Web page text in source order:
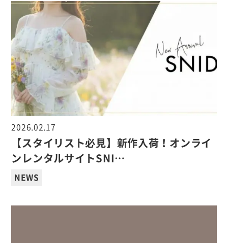
2026.02.17
【スタイリスト必見】新作入荷！オンライ
ンレンタルサイトSNI…
NEWS